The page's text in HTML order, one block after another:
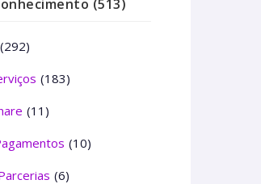
(513)
(292)
(183)
(11)
(10)
(6)